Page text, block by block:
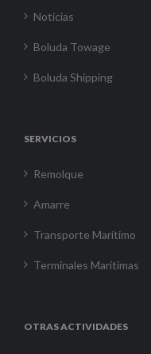
Noticias
Boluda Towage
Boluda Shipping
SERVICIOS
Remolque
Amarre
Transporte Marítimo
Terminales Marítimas
OTRAS ACTIVIDADES